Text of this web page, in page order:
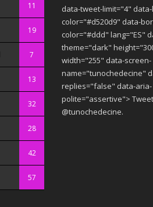
11
19
7
13
32
28
42
57
data-tweet-limit="4"
color="#d520d9" data-
color="#ddd" lang="ES"
theme="dark"
width="255" data-screen-
name="tunochedecine"
replies="false" data-aria-
polite="assertive">
@tunochedecine.